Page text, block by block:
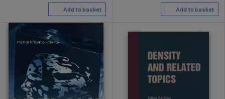
Add to basket Add to basket